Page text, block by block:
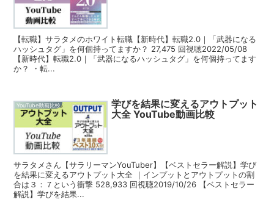
【転職】サラタメのホワイト転職【新時代】転職2.0｜「武器になる
ハッシュタグ」を何個持ってますか？ 27,475 回視聴2022/05/08
【新時代】転職2.0｜「武器になるハッシュタグ」を何個持ってます
か？ ・転...
YouTube動画比較
学びを結果に変えるアウトプット
大全 YouTube動画比較
サラタメさん【サラリーマンYouTuber】【ベストセラー解説】学び
を結果に変えるアウトプット大全 ｜インプットとアウトプットの割
合は３：７という衝撃 528,933 回視聴2019/10/26 【ベストセラー
解説】学びを結果...